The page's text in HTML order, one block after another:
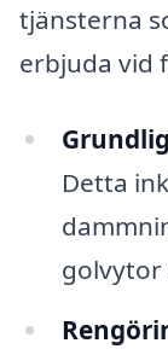
tjänsterna
erbjuda vid
Detta
golvytor